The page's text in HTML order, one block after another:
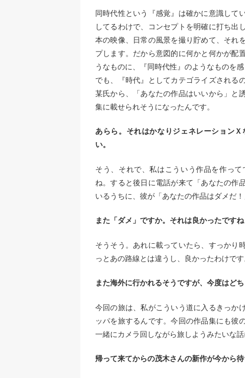
同時代性という『感覚』は確かに意識して
してるわけで、コンセプトを明確に打ち出
本の映像、日常の風景を撮り貯めて、それ
プします。だから意図的に何かと何かが配
うなものに、『同時代性』のようなものを
でも、『時代』としてカテゴライズされる
某氏から、「あなたの作品はいいから」と
集に載せられそうになったんです。
あらら。それはかなりジェネレーション
い。
そう、それで、私はこういう作品を作っ
ね。すると後日に電話が来て「あなたの作
いるうちに、彼が「あなたの作品はダメだ！
また「ダメ」ですか。それは良かったですね
そうそう。あれに載っていたら、すっかり
っとあの路線とは違うし、良かったわけです
また海外に行かれるそうですが、今度はど
今回の旅は、私がこういう道に入るきっか
ッパを旅するんです。今回の作品集にも彼
一緒にカメラ回しながら旅しようみたいな話
帰って来てからの茂木さんの新作が今から待